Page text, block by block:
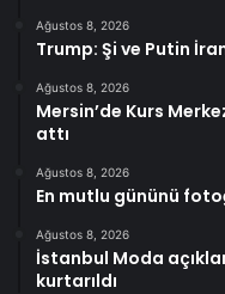
Ağustos 8, 2026
Trump: Şi ve Putin
Ağustos 8, 2026
Mersin’de Kurs
attı
Ağustos 8, 2026
En mutlu gününü
Ağustos 8, 2026
İstanbul Moda
kurtarıldı